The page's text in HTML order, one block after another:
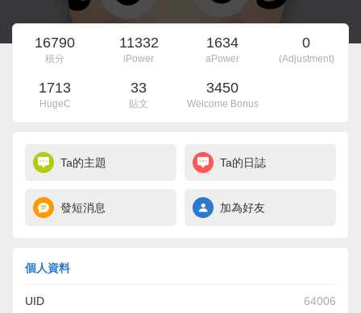
16790
積分
11332
iPower
1634
aPower
0
(Adjustment)
1713
HugeC
33
貼文
3450
Welcome Bonus
Ta的主題 Ta的日誌
發短消息 加為好友
個人資料
UID 64006